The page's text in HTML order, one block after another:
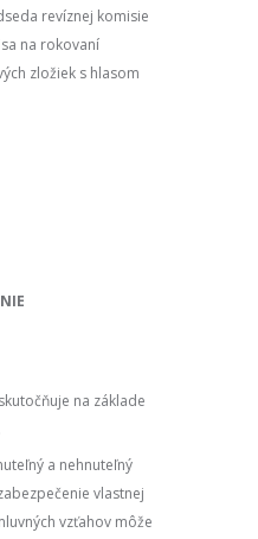
revíznej komisie
na rokovaní
zložiek s hlasom
na základe
a nehnuteľný
vlastnej
vzťahov môže